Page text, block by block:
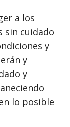
a los
sin cuidado
y
y
y
lo posible